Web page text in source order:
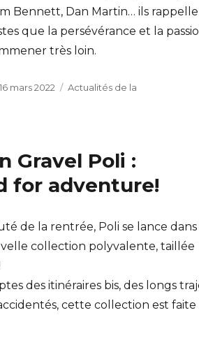
Bennett, Dan Martin… ils
que la persévérance et la
très loin.
Publié
16 mars 2022 Catégories
Actualités de la
Gravel Poli :
for adventure!
de la rentrée, Poli se lance
collection polyvalente, taillée
des itinéraires bis, des longs
cette collection est faite